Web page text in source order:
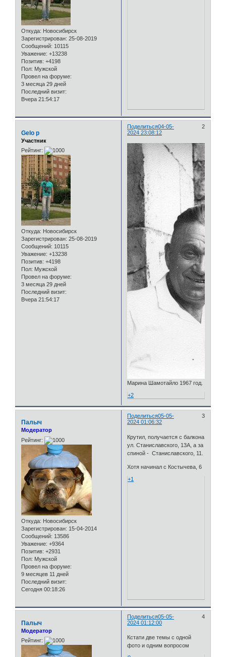
Откуда: Новосибирск
Зарегистрирован: 25-08-2019
Сообщений: 10115
Уважение: +13238
Позитив: +4198
Пол: Мужской
Провел на форуме:
3 месяца 29 дней
Последний визит:
Вчера 21:54:17
Поделиться 2
04-05-
2024 23:08:12
Gelo p
Участник
Рейтинг:
Откуда: Новосибирск
Зарегистрирован: 25-08-2019
Сообщений: 10115
Уважение: +13238
Позитив: +4198
Пол: Мужской
Провел на форуме:
3 месяца 29 дней
Последний визит:
Вчера 21:54:17
Марина Шамотайло 1967 год.
+2
Поделиться 3
05-05-
2024 01:06:32
Палыч
Модератор
Рейтинг:
Откуда: Новосибирск
Зарегистрирован: 15-04-2014
Сообщений: 13586
Уважение: +9364
Позитив: +2931
Пол: Мужской
Провел на форуме:
9 месяцев 11 дней
Последний визит:
Сегодня 00:18:26
Крутил, получается с балкона
ул. Станиславского, 13А, а за
спиной - Станиславского, 11.
Хотя начинал с Костычева, 6
+1
Поделиться 4
05-05-
2024 01:12:00
Палыч
Модератор
Рейтинг:
Кстати две темы с одной
фото и одним вопросом